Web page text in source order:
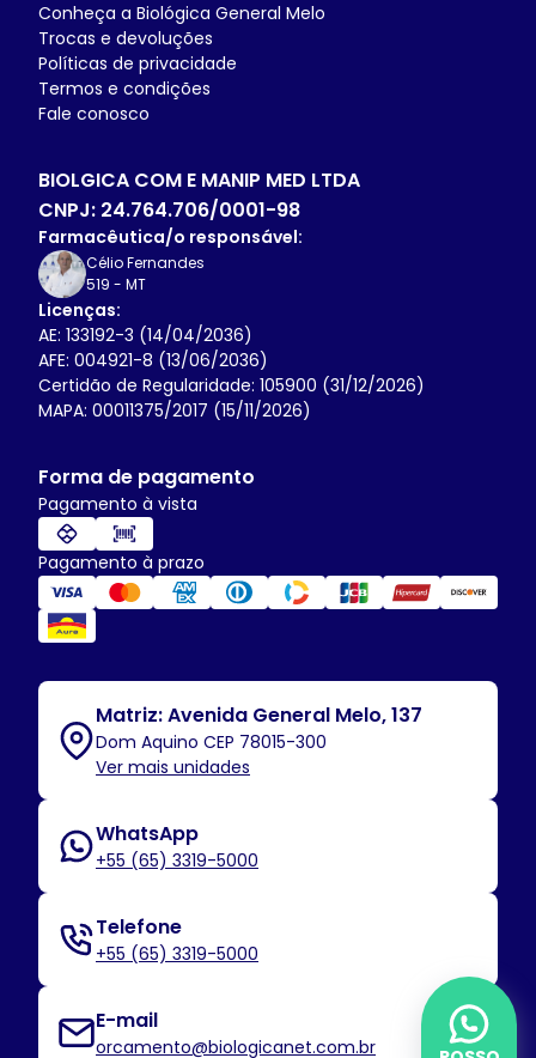
Conheça a Biológica General Melo
Trocas e devoluções
Políticas de privacidade
Termos e condições
Fale conosco
BIOLGICA COM E MANIP MED LTDA
CNPJ: 24.764.706/0001-98
Farmacêutica/o responsável:
Célio Fernandes
519 - MT
Licenças:
AE: 133192-3 (14/04/2036)
AFE: 004921-8 (13/06/2036)
Certidão de Regularidade: 105900 (31/12/2026)
MAPA: 00011375/2017 (15/11/2026)
Forma de pagamento
Pagamento à vista
Pagamento à prazo
Matriz: Avenida General Melo, 137
Dom Aquino CEP 78015-300
Ver mais unidades
WhatsApp
+55 (65) 3319-5000
Telefone
+55 (65) 3319-5000
E-mail
orcamento@biologicanet.com.br